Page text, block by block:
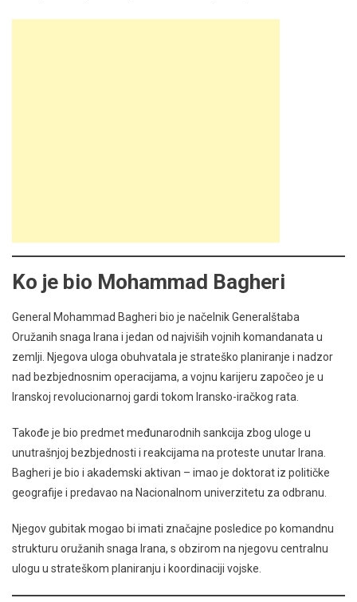
Ko je bio Mohammad Bagheri
General Mohammad Bagheri bio je načelnik Generalštaba
Oružanih snaga Irana i jedan od najviših vojnih komandanata u
zemlji. Njegova uloga obuhvatala je strateško planiranje i nadzor
nad bezbjednosnim operacijama, a vojnu karijeru započeo je u
Iranskoj revolucionarnoj gardi tokom Iransko-iračkog rata.
Takođe je bio predmet međunarodnih sankcija zbog uloge u
unutrašnjoj bezbjednosti i reakcijama na proteste unutar Irana.
Bagheri je bio i akademski aktivan – imao je doktorat iz političke
geografije i predavao na Nacionalnom univerzitetu za odbranu.
Njegov gubitak mogao bi imati značajne posledice po komandnu
strukturu oružanih snaga Irana, s obzirom na njegovu centralnu
ulogu u strateškom planiranju i koordinaciji vojske.